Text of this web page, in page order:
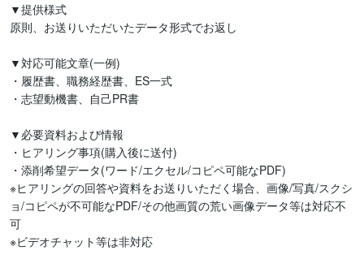
▼提供様式
原則、お送りいただいたデータ形式でお返し
▼対応可能文章(一例)
・履歴書、職務経歴書、ES一式
・志望動機書、自己PR書
▼必要資料および情報
・ヒアリング事項(購入後に送付)
・添削希望データ(ワード/エクセル/コピペ可能なPDF)
※ヒアリングの回答や資料をお送りいただく場合、画像/写真/スクシ
ョ/コピペが不可能なPDF/その他画質の荒い画像データ等は対応不
可
※ビデオチャット等は非対応